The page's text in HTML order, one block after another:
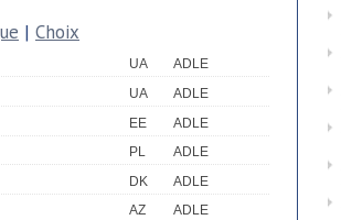
| Choix
UA
ADLE
UA
ADLE
EE
ADLE
PL
ADLE
DK
ADLE
AZ
ADLE